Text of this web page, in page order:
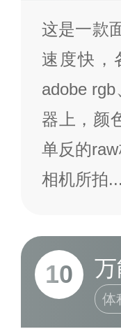
这是一款
速度快，
adobe
器上，颜
单反的
相机所拍...
10
体